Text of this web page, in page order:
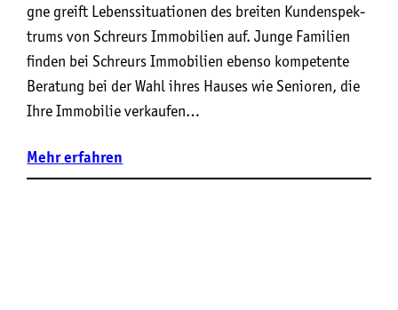
gne greift Lebens­si­tua­tio­nen des brei­ten Kun­den­spek­
trums von Schr­eurs Immo­bi­li­en auf. Jun­ge Fami­li­en
fin­den bei Schr­eurs Immo­bi­li­en eben­so kom­pe­ten­te
Bera­tung bei der Wahl ihres Hau­ses wie Senio­ren, die
Ihre Immo­bi­lie ver­kau­fen…
Mehrerfahren